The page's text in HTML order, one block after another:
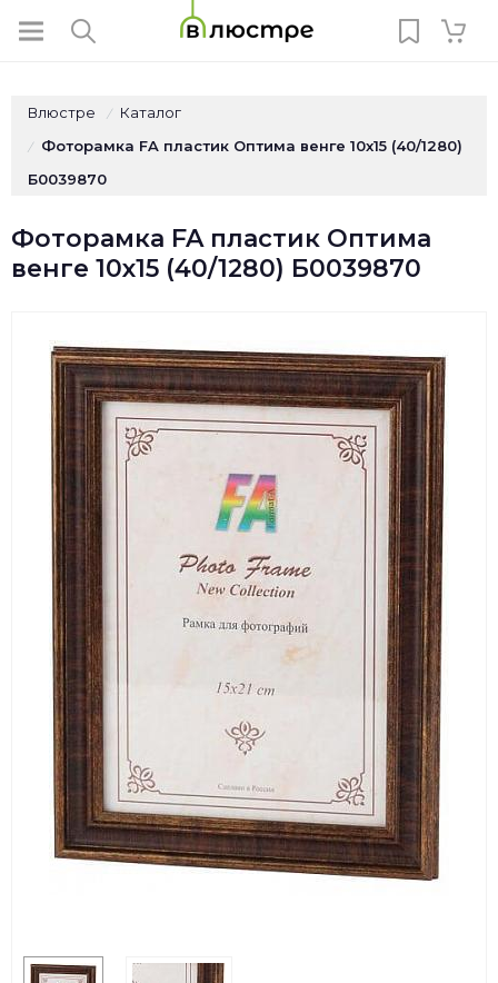
Влюстре / Каталог
/
Фоторамка FA пластик Оптима венге 10х15 (40/1280)
Б0039870
Фоторамка FA пластик Оптима
венге 10х15 (40/1280) Б0039870